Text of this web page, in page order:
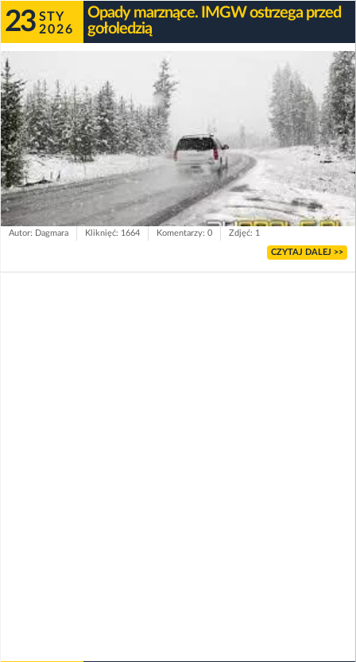
23 STY
2026
Opady marznące. IMGW ostrzega przed
gołoledzią
Autor: Dagmara Kliknięć: 1664 Komentarzy: 0 Zdjęć: 1
CZYTAJ DALEJ >>